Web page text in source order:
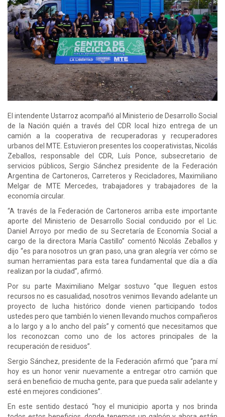
El intendente Ustarroz acompañó al Ministerio de Desarrollo Social
de la Nación quién a través del CDR local hizo entrega de un
camión a la cooperativa de recuperadoras y recuperadores
urbanos del MTE. Estuvieron presentes los cooperativistas, Nicolás
Zeballos, responsable del CDR, Luís Ponce, subsecretario de
servicios públicos, Sergio Sánchez presidente de la Federación
Argentina de Cartoneros, Carreteros y Recicladores, Maximiliano
Melgar de MTE Mercedes, trabajadores y trabajadores de la
economía circular.
“A través de la Federación de Cartoneros arriba este importante
aporte del Ministerio de Desarrollo Social conducido por el Lic.
Daniel Arroyo por medio de su Secretaría de Economía Social a
cargo de la directora María Castillo” comentó Nicolás Zeballos y
dijo “es para nosotros un gran paso, una gran alegría ver cómo se
suman herramientas para esta tarea fundamental que día a día
realizan por la ciudad”, afirmó.
Por su parte Maximiliano Melgar sostuvo “que lleguen estos
recursos no es casualidad, nosotros venimos llevando adelante un
proyecto de lucha histórico donde vienen participando todos
ustedes pero que también lo vienen llevando muchos compañeros
a lo largo y a lo ancho del país” y comentó que necesitamos que
los reconozcan como uno de los actores principales de la
recuperación de residuos”.
Sergio Sánchez, presidente de la Federación afirmó que “para mí
hoy es un honor venir nuevamente a entregar otro camión que
será en beneficio de mucha gente, para que pueda salir adelante y
esté en mejores condiciones”.
En este sentido destacó “hoy el municipio aporta y nos brinda